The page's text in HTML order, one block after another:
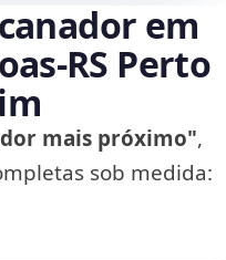
em
Perto
mais próximo",
sob medida: